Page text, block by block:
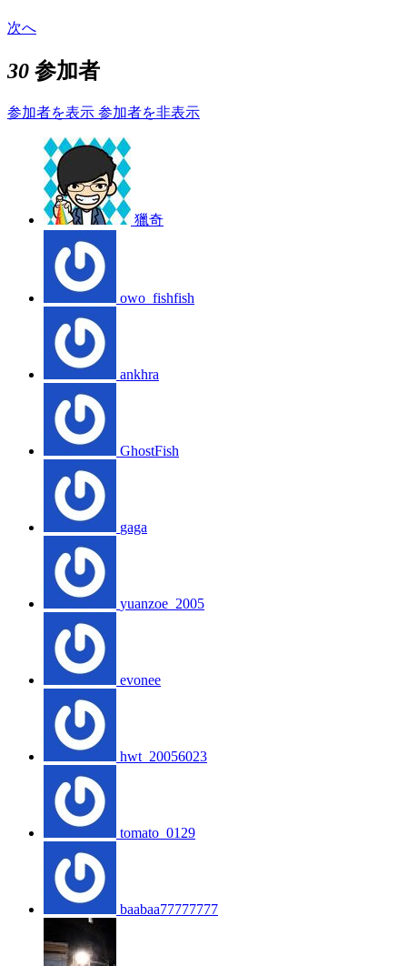
次へ
30 参加者
参加者を表示 参加者を非表示
獵奇
owo_fishfish
ankhra
GhostFish
gaga
yuanzoe_2005
evonee
hwt_20056023
tomato_0129
baabaa77777777